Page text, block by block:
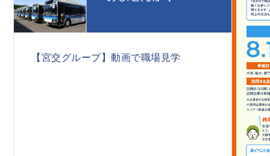
【宮交グループ】動画で職場見学